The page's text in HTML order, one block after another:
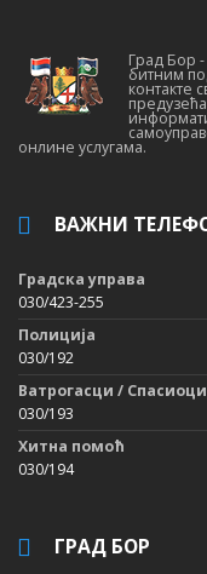
Град Бор
битним
контакте
онлине услугама.
ВАЖНИ
Градска управа
030/423-255
Полиција
030/192
Ватрогасци / Спасиоци
030/193
Хитна помоћ
030/194
ГРАД БОР